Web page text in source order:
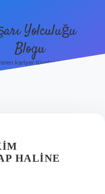
Yolculuğu
Blogu
kariyer tüyoları burada!
HALINE